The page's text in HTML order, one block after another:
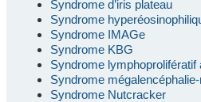
Syndrome d’iris plateau
Syndrome
Syndrome IMAGe
Syndrome KBG
Syndrome lymphoprolifératif
Syndrome
Syndrome Nutcracker